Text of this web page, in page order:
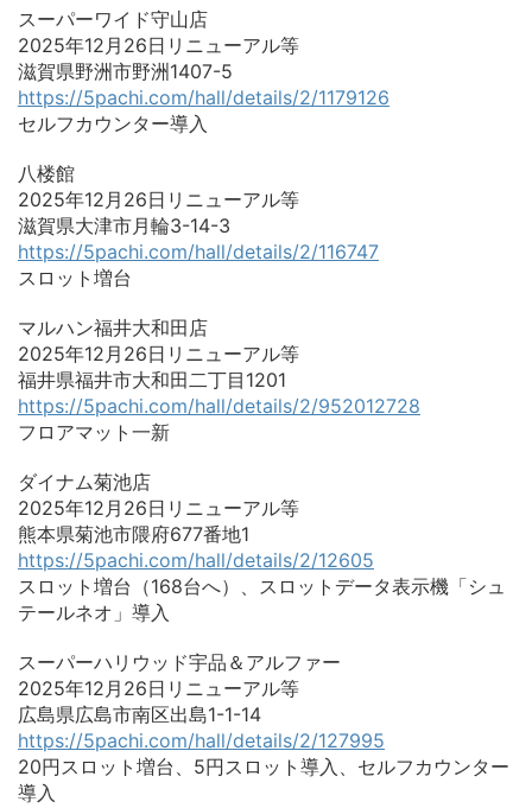
スーパーワイド守山店
2025年12月26日リニューアル等
滋賀県野洲市野洲1407-5
https://5pachi.com/hall/details/2/1179126
セルフカウンター導入
八楼館
2025年12月26日リニューアル等
滋賀県大津市月輪3-14-3
https://5pachi.com/hall/details/2/116747
スロット増台
マルハン福井大和田店
2025年12月26日リニューアル等
福井県福井市大和田二丁目1201
https://5pachi.com/hall/details/2/952012728
フロアマット一新
ダイナム菊池店
2025年12月26日リニューアル等
熊本県菊池市隈府677番地1
https://5pachi.com/hall/details/2/12605
スロット増台（168台へ）、スロットデータ表示機「シュ
テールネオ」導入
スーパーハリウッド宇品＆アルファー
2025年12月26日リニューアル等
広島県広島市南区出島1-1-14
https://5pachi.com/hall/details/2/127995
20円スロット増台、5円スロット導入、セルフカウンター
導入